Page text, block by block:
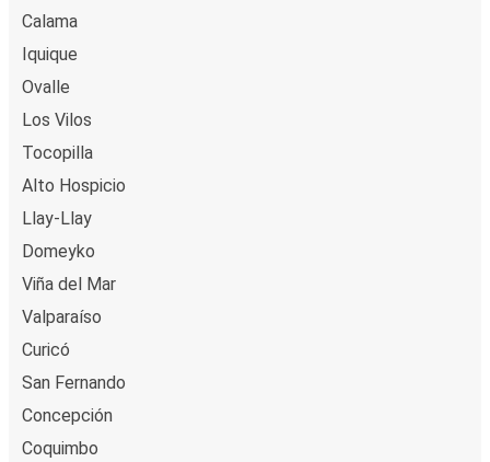
Calama
Iquique
Ovalle
Los Vilos
Tocopilla
Alto Hospicio
Llay-Llay
Domeyko
Viña del Mar
Valparaíso
Curicó
San Fernando
Concepción
Coquimbo